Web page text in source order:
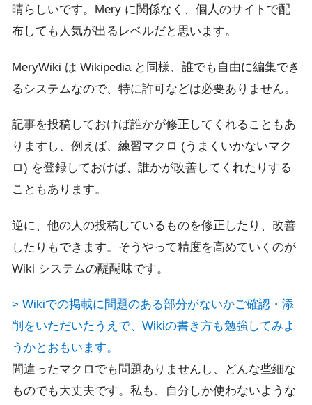
晴らしいです。Mery に関係なく、個人のサイトで配
布しても人気が出るレベルだと思います。
MeryWiki は Wikipedia と同様、誰でも自由に編集でき
るシステムなので、特に許可などは必要ありません。
記事を投稿しておけば誰かが修正してくれることもあ
りますし、例えば、練習マクロ (うまくいかないマク
ロ) を登録しておけば、誰かが改善してくれたりする
こともあります。
逆に、他の人の投稿しているものを修正したり、改善
したりもできます。そうやって精度を高めていくのが
Wiki システムの醍醐味です。
> Wikiでの掲載に問題のある部分がないかご確認・添
削をいただいたうえで、Wikiの書き方も勉強してみよ
うかとおもいます。
間違ったマクロでも問題ありませんし、どんな些細な
ものでも大丈夫です。私も、自分しか使わないような